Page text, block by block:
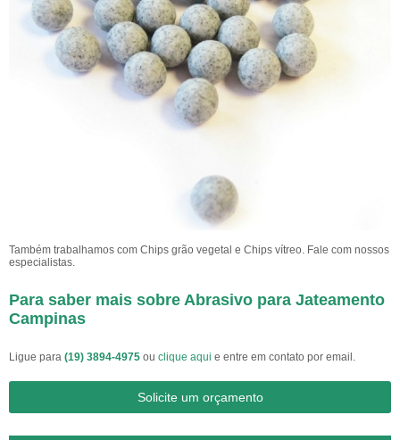
Também trabalhamos com Chips grão vegetal e Chips vítreo. Fale com nossos
especialistas.
Para saber mais sobre Abrasivo para Jateamento
Campinas
Ligue para (19) 3894-4975 ou clique aqui e entre em contato por email.
Solicite um orçamento